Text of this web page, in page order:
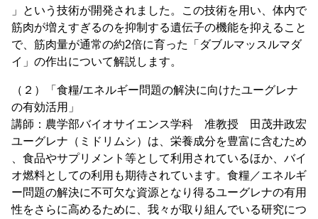
」という技術が開発されました。この技術を用い、体内で
筋肉が増えすぎるのを抑制する遺伝子の機能を抑えること
で、筋肉量が通常の約2倍に育った「ダブルマッスルマダ
イ」の作出について解説します。
（２）「食糧/エネルギー問題の解決に向けたユーグレナ
の有効活用」
講師：農学部バイオサイエンス学科 准教授 田茂井政宏
ユーグレナ（ミドリムシ）は、栄養成分を豊富に含むため
、食品やサプリメント等として利用されているほか、バイ
オ燃料としての利用も期待されています。食糧／エネルギ
ー問題の解決に不可欠な資源となり得るユーグレナの有用
性をさらに高めるために、我々が取り組んでいる研究につ